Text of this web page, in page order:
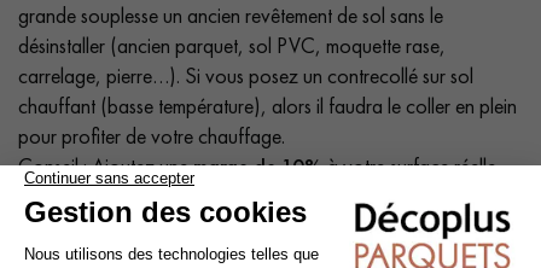
grande souplesse un ancien revêtement de sol sans le
désinstaller (ancien parquet, sol PVC, moquette rase,
carrelage, pierre…). Si vous posez un contrecollé sur sol
chauffant (basse température), alors il faudra le coller en plein
pour profiter de votre chauffage.
Conseil : Ajoutez unemarge de 10%à votre surface réelle.